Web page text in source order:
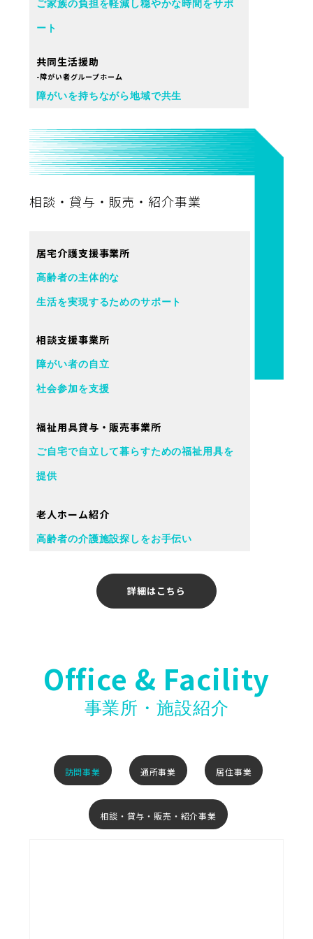
ご家族の負担を軽減し穏やかな時間をサポ
ート
共同生活援助
-障がい者グループホーム
障がいを持ちながら地域で共生
相談・貸与・販売・紹介事業
居宅介護支援事業所
高齢者の主体的な
生活を実現するためのサポート
相談支援事業所
障がい者の自立
社会参加を支援
福祉用具貸与・販売事業所
ご自宅で自立して暮らすための福祉用具を
提供
老人ホーム紹介
高齢者の介護施設探しをお手伝い
詳細はこちら
Office & Facility
事業所・施設紹介
訪問事業 通所事業 居住事業
相談・貸与・販売・紹介事業